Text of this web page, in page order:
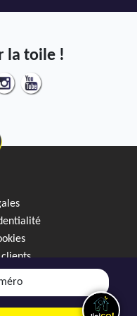
la toile !
mail